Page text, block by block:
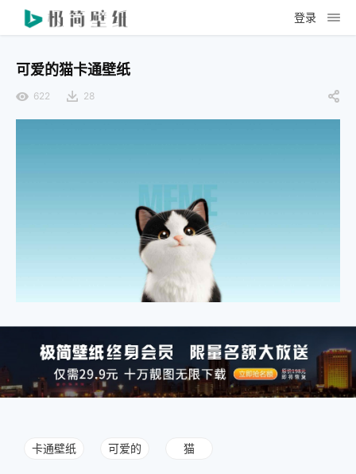
登录
可爱的猫卡通壁纸
622 28
卡通壁纸 可爱的 猫